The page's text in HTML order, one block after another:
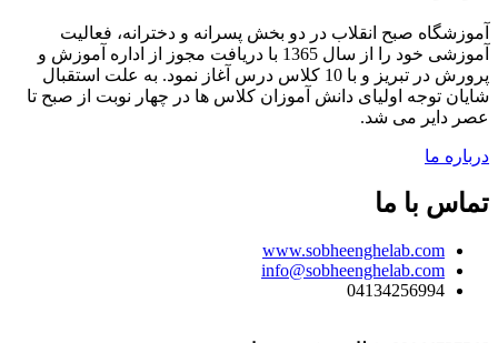
آموزشگاه صبح انقلاب در دو بخش پسرانه و دخترانه، فعالیت
آموزشی خود را از سال 1365 با دریافت مجوز از اداره آموزش و
پرورش در تبریز و با 10 کلاس درس آغاز نمود. به علت استقبال
شایان توجه اولیای دانش آموزان کلاس ها در چهار نوبت از صبح تا
عصر دایر می شد.
درباره ما
تماس با ما
www.sobheenghelab.com
info@sobheenghelab.com
04134256994